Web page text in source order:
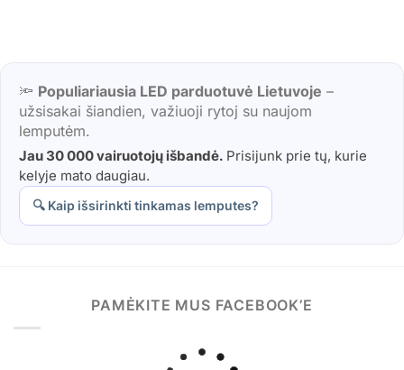
🔦 Populiariausia LED parduotuvė Lietuvoje –
užsisakai šiandien, važiuoji rytoj su naujom
lemputėm.
Jau 30 000 vairuotojų išbandė. Prisijunk prie tų, kurie
kelyje mato daugiau.
🔍 Kaip išsirinkti tinkamas lemputes?
PAMĖKITE MUS FACEBOOK’E